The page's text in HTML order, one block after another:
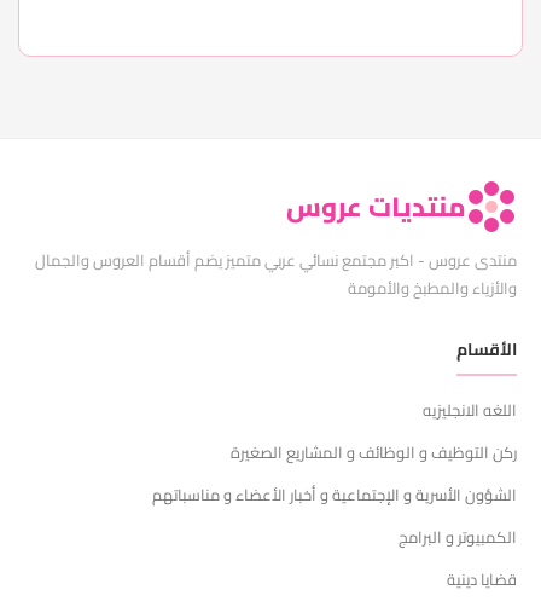
منتديات عروس
منتدى عروس - اكبر مجتمع نسائي عربي متميز يضم أقسام العروس والجمال
والأزياء والمطبخ والأمومة
الأقسام
اللغه الانجليزيه
ركن التوظيف و الوظائف و المشاريع الصغيرة
الشؤون الأسرية و الإجتماعية و أخبار الأعضاء و مناسباتهم
الكمبيوتر و البرامج
قضايا دينية